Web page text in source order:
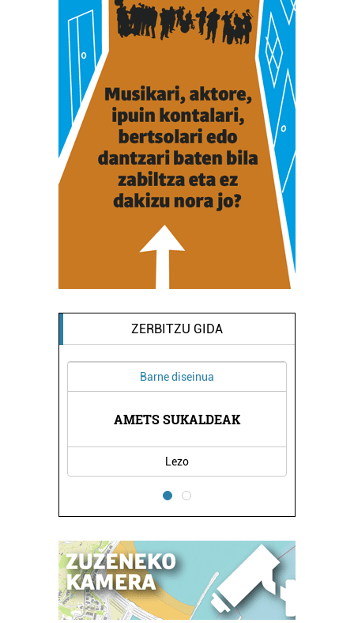
ZERBITZU GIDA
Barne diseinua
AMETS SUKALDEAK
Lezo